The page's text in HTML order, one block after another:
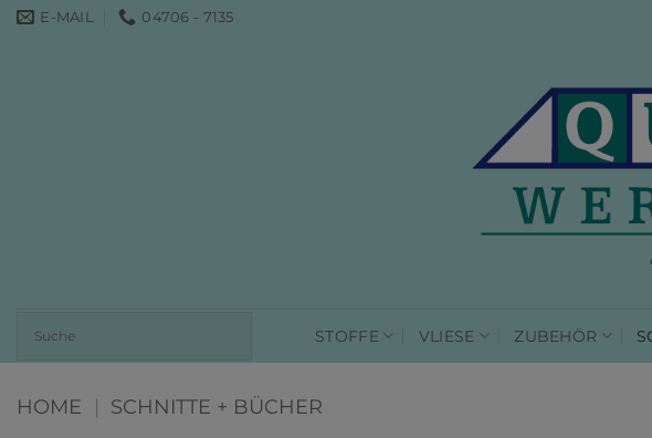
Zum E-MAIL 04706 - 7135
STOFFE VLIESE ZUBEHÖR
HOME | SCHNITTE + BÜCHER